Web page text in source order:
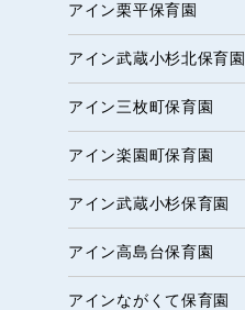
アイン栗平保育園
アイン武蔵小杉北保育園
アイン三枚町保育園
アイン楽園町保育園
アイン武蔵小杉保育園
アイン高島台保育園
アインながくて保育園